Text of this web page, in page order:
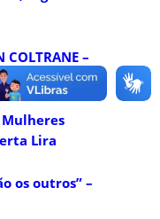
COLTRANE –
Lira
os outros” –